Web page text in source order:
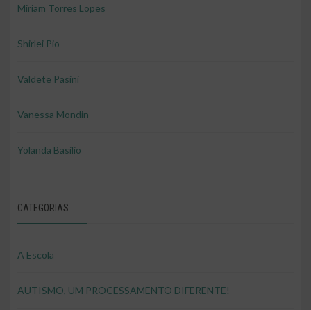
Miriam Torres Lopes
Shirlei Pio
Valdete Pasini
Vanessa Mondin
Yolanda Basilio
CATEGORIAS
A Escola
AUTISMO, UM PROCESSAMENTO DIFERENTE!